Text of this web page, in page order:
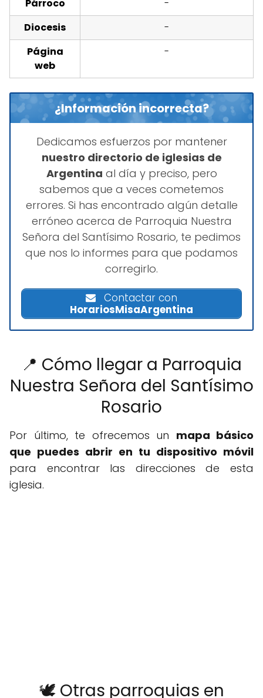
Párroco
-
Diocesis
-
Página
web
-
¿Información incorrecta?
Dedicamos esfuerzos por mantener
nuestro directorio de iglesias de
Argentina al día y preciso, pero
sabemos que a veces cometemos
errores. Si has encontrado algún detalle
erróneo acerca de Parroquia Nuestra
Señora del Santísimo Rosario, te pedimos
que nos lo informes para que podamos
corregirlo.
Contactar con
HorariosMisaArgentina
📍 Cómo llegar a Parroquia
Nuestra Señora del Santísimo
Rosario
Por último, te ofrecemos un mapa básico
que puedes abrir en tu dispositivo móvil
para encontrar las direcciones de esta
iglesia.
🕊️ Otras parroquias en